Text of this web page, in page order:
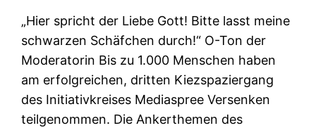
„Hier spricht der Liebe Gott! Bitte lasst meine
schwarzen Schäfchen durch!“ O-Ton der
Moderatorin Bis zu 1.000 Menschen haben
am erfolgreichen, dritten Kiezspaziergang
des Initiativkreises Mediaspree Versenken
teilgenommen. Die Ankerthemen des